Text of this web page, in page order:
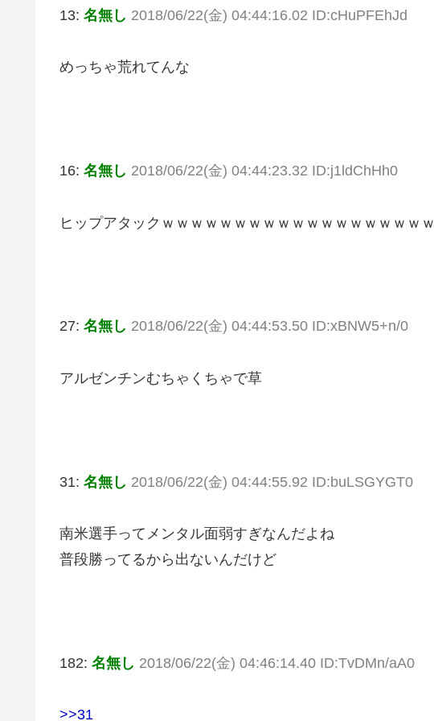
13: 名無し 2018/06/22(金) 04:44:16.02 ID:cHuPFEhJd
めっちゃ荒れてんな
16: 名無し 2018/06/22(金) 04:44:23.32 ID:j1ldChHh0
ヒップアタックｗｗｗｗｗｗｗｗｗｗｗｗｗｗｗｗｗｗｗ
27: 名無し 2018/06/22(金) 04:44:53.50 ID:xBNW5+n/0
アルゼンチンむちゃくちゃで草
31: 名無し 2018/06/22(金) 04:44:55.92 ID:buLSGYGT0
南米選手ってメンタル面弱すぎなんだよね
普段勝ってるから出ないんだけど
182: 名無し 2018/06/22(金) 04:46:14.40 ID:TvDMn/aA0
>>31